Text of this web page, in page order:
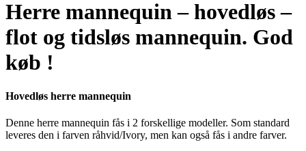
Herre mannequin – hovedløs –
flot og tidsløs mannequin. God
køb !
Hovedløs herre mannequin
Denne herre mannequin fås i 2 forskellige modeller. Som standard
leveres den i farven råhvid/Ivory, men kan også fås i andre farver.